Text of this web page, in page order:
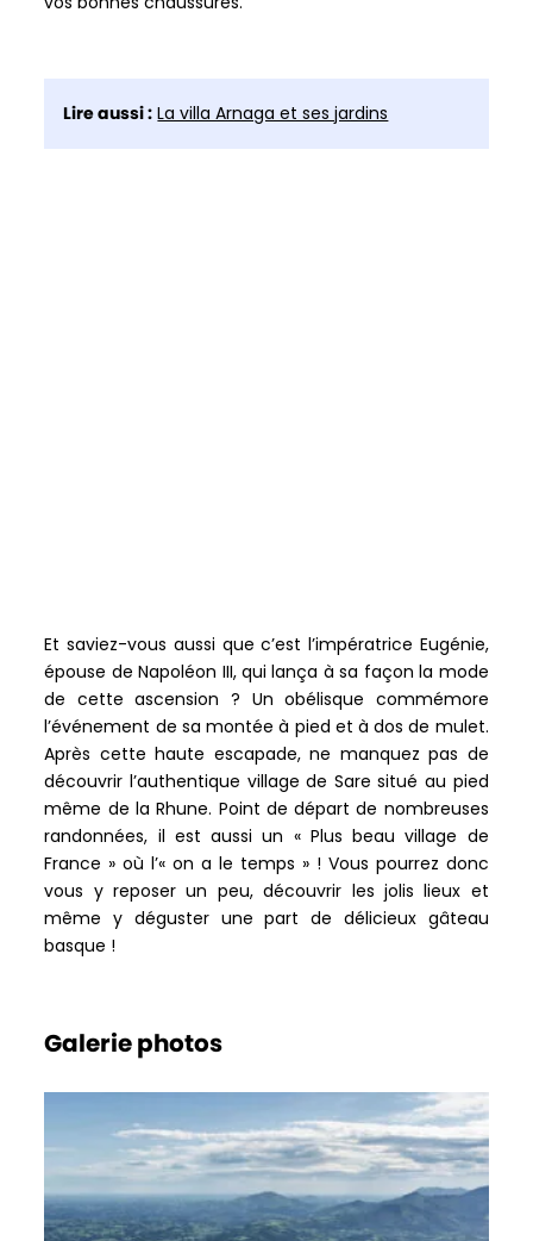
Lire aussi : La villa Arnaga et ses jardins
Et saviez-vous aussi que c’est l’impératrice Eugénie,
épouse de Napoléon III, qui lança à sa façon la mode
de cette ascension ? Un obélisque commémore
l’événement de sa montée à pied et à dos de mulet.
Après cette haute escapade, ne manquez pas de
découvrir l’authentique village de Sare situé au pied
même de la Rhune. Point de départ de nombreuses
randonnées, il est aussi un « Plus beau village de
France » où l’« on a le temps » ! Vous pourrez donc
vous y reposer un peu, découvrir les jolis lieux et
même y déguster une part de délicieux gâteau
basque !
Galerie photos